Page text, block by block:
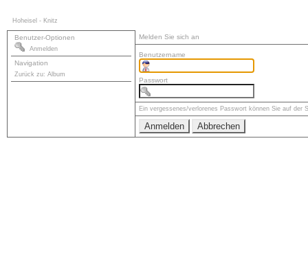
Hoheisel - Knitz
Benutzer-Optionen
Anmelden
Navigation
Zurück zu: Album
Melden Sie sich an
Benutzername
Passwort
Ein vergessenes/verlorenes Passwort können Sie auf der